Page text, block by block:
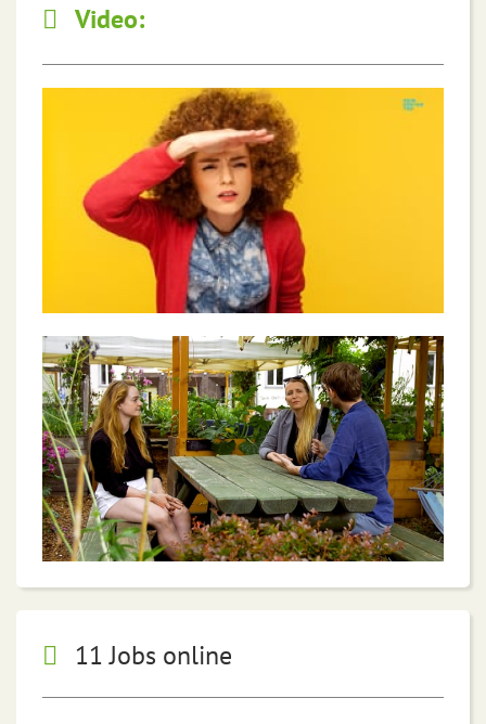
Video:
11 Jobs online